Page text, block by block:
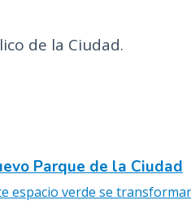
t
r
i
de la Ciudad.
Parque de la Ciudad
espacio verde se